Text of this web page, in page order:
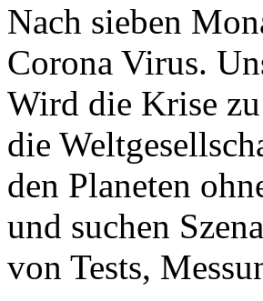
Nach sieben
Corona Virus.
Wird die Krise
die
den Planeten
und suchen
von Tests,